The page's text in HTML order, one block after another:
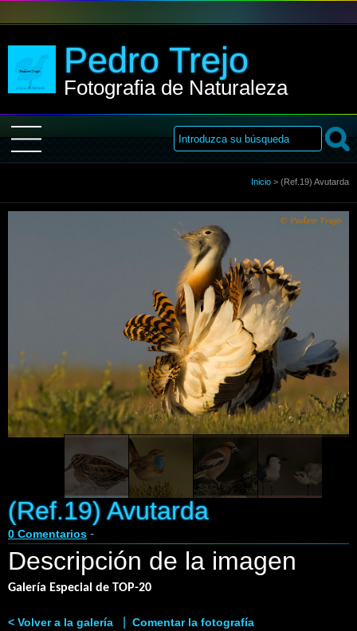
Pedro Trejo
Fotografia de Naturaleza
Contacto
Inicio > (Ref.19) Avutarda
(Ref.19) Avutarda
0 Comentarios -
Descripción de la imagen
Galería Especial de TOP-20
< Volver a la galería Comentar la fotografía